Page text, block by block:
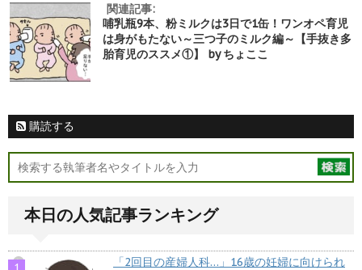
関連記事:
哺乳瓶9本、粉ミルクは3日で1缶！ワンオペ育児
は身がもたない～三つ子のミルク編～【手抜き多
胎育児のススメ①】 by ちょここ
購読する
本日の人気記事ランキング
「2回目の産婦人科…」16歳の妊婦に向けられ